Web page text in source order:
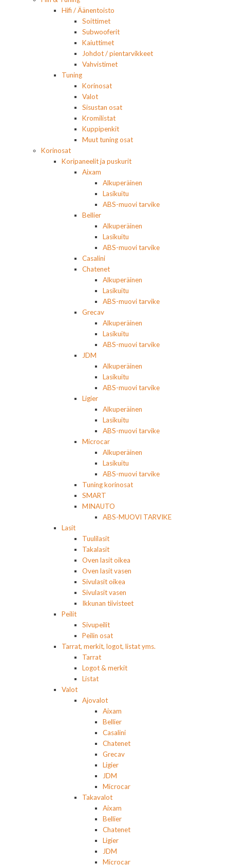
Hifi / Äänentoisto
Soittimet
Subwooferit
Kaiuttimet
Johdot / pientarvikkeet
Vahvistimet
Tuning
Korinosat
Valot
Sisustan osat
Kromilistat
Kuppipenkit
Muut tuning osat
Korinosat
Koripaneelit ja puskurit
Aixam
Alkuperäinen
Lasikuitu
ABS-muovi tarvike
Bellier
Alkuperäinen
Lasikuitu
ABS-muovi tarvike
Casalini
Chatenet
Alkuperäinen
Lasikuitu
ABS-muovi tarvike
Grecav
Alkuperäinen
Lasikuitu
ABS-muovi tarvike
JDM
Alkuperäinen
Lasikuitu
ABS-muovi tarvike
Ligier
Alkuperäinen
Lasikuitu
ABS-muovi tarvike
Microcar
Alkuperäinen
Lasikuitu
ABS-muovi tarvike
Tuning korinosat
SMART
MINAUTO
ABS-MUOVI TARVIKE
Lasit
Tuulilasit
Takalasit
Oven lasit oikea
Oven lasit vasen
Sivulasit oikea
Sivulasit vasen
Ikkunan tiivisteet
Peilit
Sivupeilit
Peilin osat
Tarrat, merkit, logot, listat yms.
Tarrat
Logot & merkit
Listat
Valot
Ajovalot
Aixam
Bellier
Casalini
Chatenet
Grecav
Ligier
JDM
Microcar
Takavalot
Aixam
Bellier
Chatenet
Ligier
JDM
Microcar